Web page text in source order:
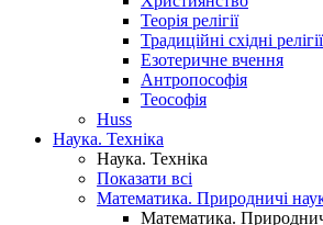
Теорія релігії
Традиційні східні релігії
Езотеричне вчення
Антропософія
Теософія
Huss
Наука. Техніка
Наука. Техніка
Показати всі
Математика. Природничі
Математика.